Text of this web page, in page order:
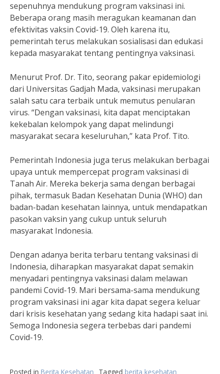
sepenuhnya mendukung program vaksinasi ini.
Beberapa orang masih meragukan keamanan dan
efektivitas vaksin Covid-19. Oleh karena itu,
pemerintah terus melakukan sosialisasi dan edukasi
kepada masyarakat tentang pentingnya vaksinasi.
Menurut Prof. Dr. Tito, seorang pakar epidemiologi
dari Universitas Gadjah Mada, vaksinasi merupakan
salah satu cara terbaik untuk memutus penularan
virus. “Dengan vaksinasi, kita dapat menciptakan
kekebalan kelompok yang dapat melindungi
masyarakat secara keseluruhan,” kata Prof. Tito.
Pemerintah Indonesia juga terus melakukan berbagai
upaya untuk mempercepat program vaksinasi di
Tanah Air. Mereka bekerja sama dengan berbagai
pihak, termasuk Badan Kesehatan Dunia (WHO) dan
badan-badan kesehatan lainnya, untuk mendapatkan
pasokan vaksin yang cukup untuk seluruh
masyarakat Indonesia.
Dengan adanya berita terbaru tentang vaksinasi di
Indonesia, diharapkan masyarakat dapat semakin
menyadari pentingnya vaksinasi dalam melawan
pandemi Covid-19. Mari bersama-sama mendukung
program vaksinasi ini agar kita dapat segera keluar
dari krisis kesehatan yang sedang kita hadapi saat ini.
Semoga Indonesia segera terbebas dari pandemi
Covid-19.
Posted in Berita Kesehatan Tagged berita kesehatan